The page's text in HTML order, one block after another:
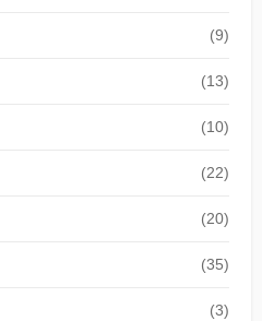
(9)
(13)
(10)
(22)
(20)
(35)
(3)